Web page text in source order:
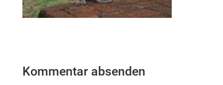
Kommentar absenden